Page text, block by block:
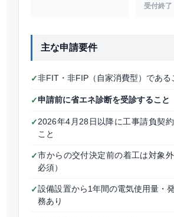
受付終了
主な申請要件
✓非FIT・非FIP（自家消費型）である
✓申請前に省エネ診断を受診すること
✓2026年4月28日以降に工事請負契
こと
✓市からの交付決定前の着工は対象
必須）
✓設備設置から1年間の電気使用量・
務あり